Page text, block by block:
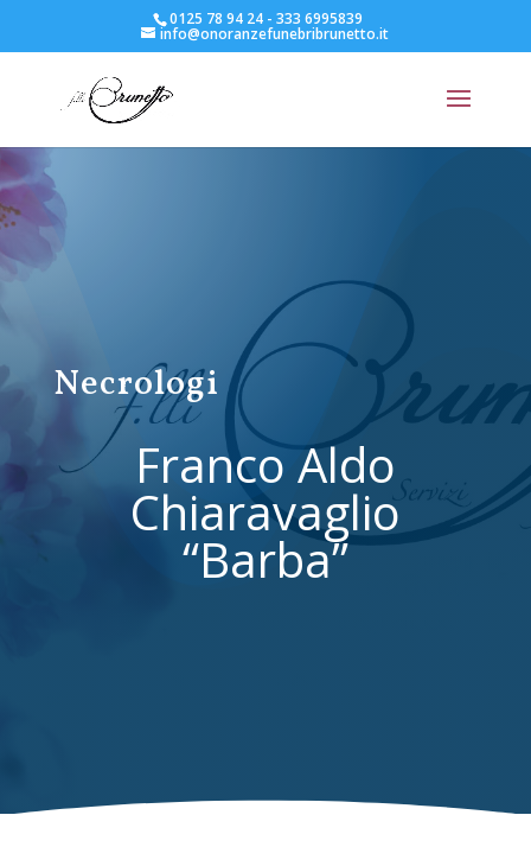
0125 78 94 24 - 333 6995839
info@onoranzefunebribrunetto.it
Necrologi
Franco Aldo
Chiaravaglio
“Barba”